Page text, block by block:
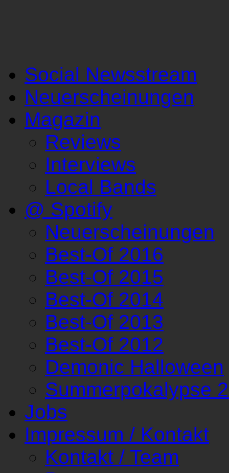
Social Newsstream
Neuerscheinungen
Magazin
Reviews
Interviews
Local Bands
@ Spotify
Neuerscheinungen
Best-Of 2016
Best-Of 2015
Best-Of 2014
Best-Of 2013
Best-Of 2012
Demonic Halloween
Summerpokalypse
Jobs
Impressum / Kontakt
Kontakt / Team